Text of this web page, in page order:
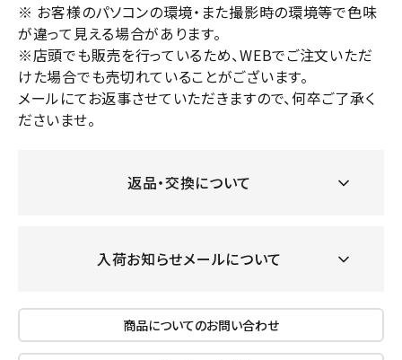
※ お客様のパソコンの環境・また撮影時の環境等で色味
が違って見える場合があります。
※店頭でも販売を行っているため、WEBでご注文いただ
けた場合でも売切れていることがございます。
メールにてお返事させていただきますので、何卒ご了承く
ださいませ。
返品・交換について
入荷お知らせメールについて
商品についてのお問い合わせ